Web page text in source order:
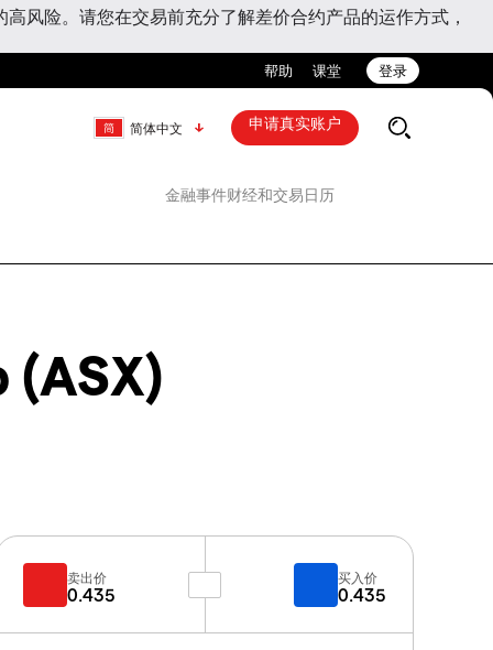
风险。请您在交易前充分了解差价合约产品的运作方式，
帮助 课堂 登录
简体中文 申请真实账户
金融事件财经和交易日历
卖出价
0.435
买入价
0.435